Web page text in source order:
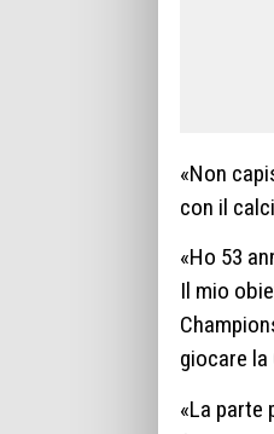
«Non
con il
«Ho 53
Il mio
giocare
«La parte